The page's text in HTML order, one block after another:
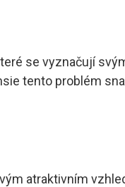
se vyznačují
tento problém
atraktivním